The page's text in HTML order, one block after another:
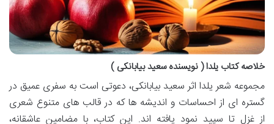
خلاصه کتاب یلدا ( نویسنده سعید بیابانکی )
مجموعه شعر یلدا اثر سعید بیابانکی، دعوتی است به سفری عمیق در
گستره ای از احساسات و اندیشه ها که در قالب های متنوع شعری
از غزل تا سپید نمود یافته اند. این کتاب، با مضامین عاشقانه،